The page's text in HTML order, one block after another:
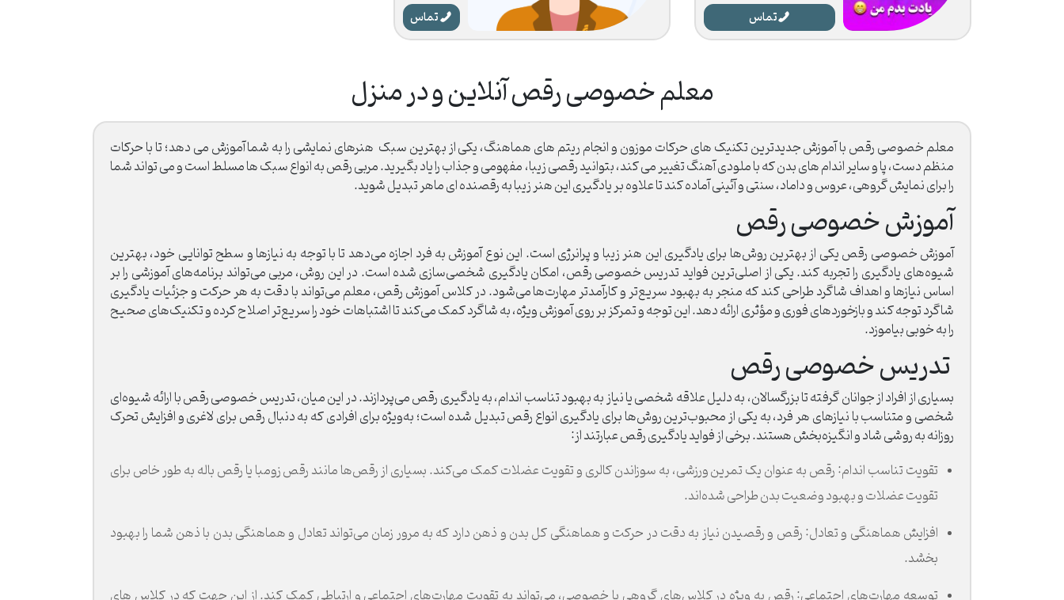
تماس تماس
معلم خصوصی رقص آنلاین و در منزل
معلم خصوصی رقص با آموزش جدیدترین تکنیک های حرکات موزون و انجام ریتم های هماهنگ، یکی از بهترین سبک هنرهای نمایشی را به شما آموزش می دهد؛ تا با حرکات
منظم دست، پا و سایر اندام های بدن که با ملودی آهنگ تغییر می کند، بتوانید رقصی زیبا، مفهومی و جذاب را یاد بگیرید. مربی رقص به انواع سبک ها مسلط است و می تواند شما
را برای نمایش گروهی، عروس و داماد، سنتی و آئینی آماده کند تا علاوه بر یادگیری این هنر زیبا به رقصنده ای ماهر تبدیل شوید.
آموزش خصوصی رقص
آموزش خصوصی رقص یکی از بهترین روش‌ها برای یادگیری این هنر زیبا و پرانرژی است. این نوع آموزش به فرد اجازه می‌دهد تا با توجه به نیازها و سطح توانایی خود، بهترین
شیوه‌های یادگیری را تجربه کند. یکی از اصلی‌ترین فواید تدریس خصوصی رقص، امکان یادگیری شخصی‌سازی شده است. در این روش، مربی می‌تواند برنامه‌های آموزشی را بر
اساس نیازها و اهداف شاگرد طراحی کند که منجر به بهبود سریع‌تر و کارآمدتر مهارت‌ها می‌شود. در کلاس آموزش رقص، معلم می‌تواند با دقت به هر حرکت و جزئیات یادگیری
شاگرد توجه کند و بازخوردهای فوری و مؤثری ارائه دهد. این توجه و تمرکز بر روی آموزش ویژه، به شاگرد کمک می‌کند تا اشتباهات خود را سریع‌تر اصلاح کرده و تکنیک‌های صحیح
را به خوبی بیاموزد.
تدریس خصوصی رقص
بسیاری از افراد از جوانان گرفته تا بزرگسالان، به دلیل علاقه شخصی یا نیاز به بهبود تناسب اندام، به یادگیری رقص می‌پردازند. در این میان، تدریس خصوصی رقص با ارائه شیوه‌ای
شخصی و متناسب با نیازهای هر فرد، به یکی از محبوب‌ترین روش‌ها برای یادگیری انواع رقص تبدیل شده است؛ به‌ویژه برای افرادی که به دنبال رقص برای لاغری و افزایش تحرک
روزانه به روشی شاد و انگیزه‌بخش هستند. برخی از فواید یادگیری رقص عبارتند از:
تقویت تناسب اندام: رقص به عنوان یک تمرین ورزشی، به سوزاندن کالری و تقویت عضلات کمک می‌کند. بسیاری از رقص‌ها مانند رقص زومبا یا رقص باله به طور خاص برای
تقویت عضلات و بهبود وضعیت بدن طراحی شده‌اند.
افزایش هماهنگی و تعادل: رقص و رقصیدن نیاز به دقت در حرکت و هماهنگی کل بدن و ذهن دارد که به مرور زمان می‌تواند تعادل و هماهنگی بدن با ذهن شما را بهبود
بخشد.
توسعه مهارت‌های اجتماعی: رقص به ویژه در کلاس‌های گروهی یا خصوصی، می‌تواند به تقویت مهارت‌های اجتماعی و ارتباطی کمک کند. از این جهت که در کلاس های